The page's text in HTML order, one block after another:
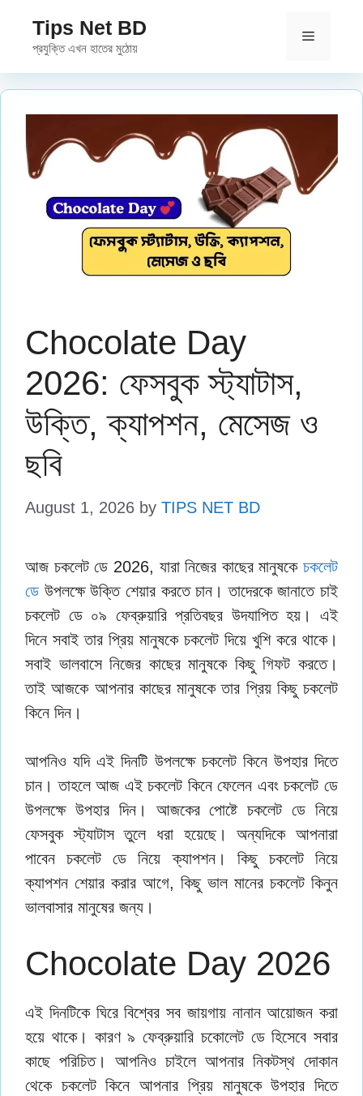
content
Tips Net BD
প্রযুক্তি এখন হাতের মুঠোয়
Menu
Chocolate Day
2026: ফেসবুক স্ট্যাটাস,
উক্তি, ক্যাপশন, মেসেজ ও
ছবি
August 1, 2026 by TIPS NET BD
আজ চকলেট ডে 2026, যারা নিজের কাছের মানুষকে চকলেট
ডে উপলক্ষে উক্তি শেয়ার করতে চান। তাদেরকে জানাতে চাই
চকলেট ডে ০৯ ফেব্রুয়ারি প্রতিবছর উদযাপিত হয়। এই
দিনে সবাই তার প্রিয় মানুষকে চকলেট দিয়ে খুশি করে থাকে।
সবাই ভালবাসে নিজের কাছের মানুষকে কিছু গিফট করতে।
তাই আজকে আপনার কাছের মানুষকে তার প্রিয় কিছু চকলেট
কিনে দিন।
আপনিও যদি এই দিনটি উপলক্ষে চকলেট কিনে উপহার দিতে
চান। তাহলে আজ এই চকলেট কিনে ফেলেন এবং চকলেট ডে
উপলক্ষে উপহার দিন। আজকের পোষ্টে চকলেট ডে নিয়ে
ফেসবুক স্ট্যাটাস তুলে ধরা হয়েছে। অন্যদিকে আপনারা
পাবেন চকলেট ডে নিয়ে ক্যাপশন। কিছু চকলেট নিয়ে
ক্যাপশন শেয়ার করার আগে, কিছু ভাল মানের চকলেট কিনুন
ভালবাসার মানুষের জন্য।
Chocolate Day 2026
এই দিনটিকে ঘিরে বিশ্বের সব জায়গায় নানান আয়োজন করা
হয়ে থাকে। কারণ ৯ ফেব্রুয়ারি চকোলেট ডে হিসেবে সবার
কাছে পরিচিত। আপনিও চাইলে আপনার নিকটস্থ দোকান
থেকে চকলেট কিনে আপনার প্রিয় মানুষকে উপহার দিতে